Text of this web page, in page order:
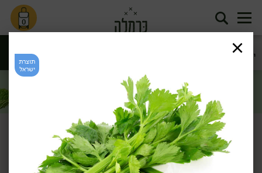
0
ירקות
ירקות גינה פטריות
סינון
/ירקות/ירק ועשבי תיבול
מבצע: מגוון עשבי תיבול 3 יח' ב- 11.90 ₪ >>
תוצרת
ישראל